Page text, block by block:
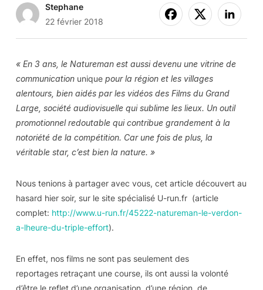
Stephane
22 février 2018
« En 3 ans, le Natureman est aussi devenu une vitrine de
communicationuniquepour la région et les villages
alentours, bien aidés par les vidéos des Films du Grand
Large, société audiovisuelle qui sublime les lieux. Un outil
promotionnel redoutable qui contribue grandement à la
notoriété de la compétition. Car une fois de plus, la
véritable star, c’est bien la nature. »
Nous tenions à partager avec vous, cet article découvert au
hasard hier soir, sur le site spécialisé U-run.fr (article
complet: http://www.u-run.fr/45222-natureman-le-verdon-
a-lheure-du-triple-effort).
En effet, nos films ne sont pas seulement des
reportages retraçant une course, ils ont aussi la volonté
d’être le reflet d’une organisation, d’une région, de